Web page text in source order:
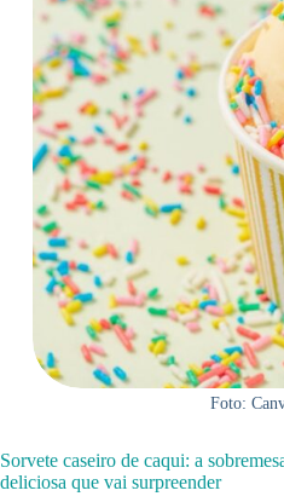
Foto:
Sorvete caseiro de caqui: a
deliciosa que vai surpreender